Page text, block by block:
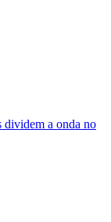
dividem a onda no